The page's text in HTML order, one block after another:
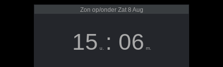
Zon op/onder Zat 8 Aug
15 u. : 06 m.